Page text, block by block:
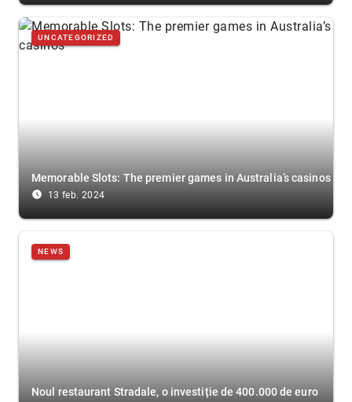
UNCATEGORIZED
Memorable Slots: The premier games in Australia’s casinos
access_time_filled 13 feb. 2024
NEWS
Noul restaurant Stradale, o investiție de 400.000 de euro